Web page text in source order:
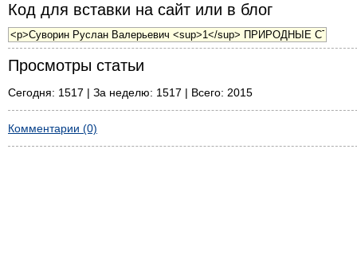
Код для вставки на сайт или в блог
Просмотры статьи
Сегодня: 1517 | За неделю: 1517 | Всего: 2015
Комментарии (0)